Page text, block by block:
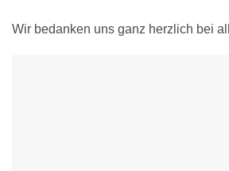
Wir bedanken uns ganz herzlich bei